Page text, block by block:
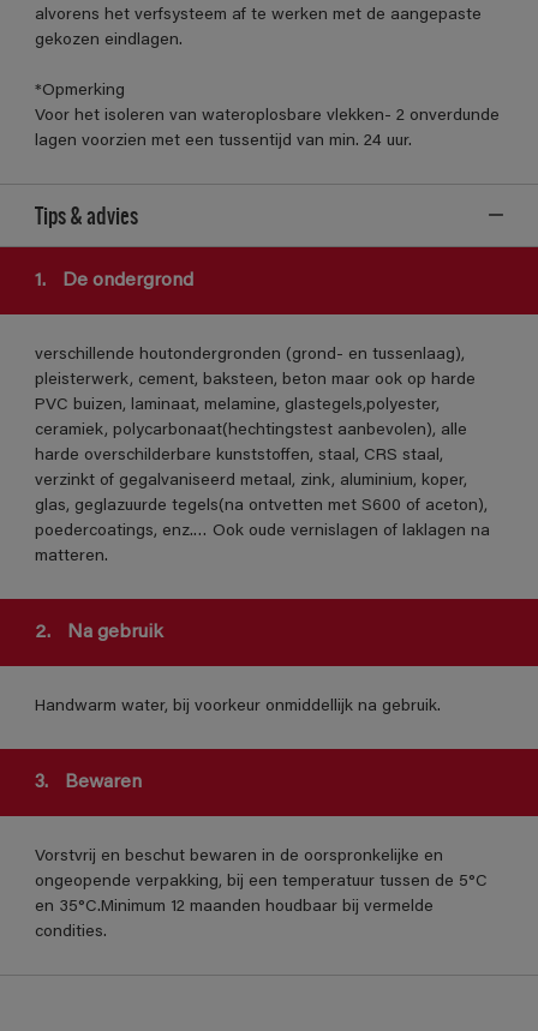
alvorens het verfsysteem af te werken met de aangepaste
gekozen eindlagen.
*Opmerking
Voor het isoleren van wateroplosbare vlekken- 2 onverdunde
lagen voorzien met een tussentijd van min. 24 uur.
Tips & advies
1. De ondergrond
verschillende houtondergronden (grond- en tussenlaag),
pleisterwerk, cement, baksteen, beton maar ook op harde
PVC buizen, laminaat, melamine, glastegels,polyester,
ceramiek, polycarbonaat(hechtingstest aanbevolen), alle
harde overschilderbare kunststoffen, staal, CRS staal,
verzinkt of gegalvaniseerd metaal, zink, aluminium, koper,
glas, geglazuurde tegels(na ontvetten met S600 of aceton),
poedercoatings, enz.… Ook oude vernislagen of laklagen na
matteren.
2. Na gebruik
Handwarm water, bij voorkeur onmiddellijk na gebruik.
3. Bewaren
Vorstvrij en beschut bewaren in de oorspronkelijke en
ongeopende verpakking, bij een temperatuur tussen de 5°C
en 35°C.Minimum 12 maanden houdbaar bij vermelde
condities.